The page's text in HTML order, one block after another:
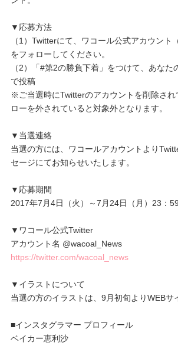
▼応募方法
（1）Twitterにて、ワコール公式アカウント
をフォローしてください。
（2）「#第2の勝負下着」をつけて、あなた
で投稿
※ご当選時にTwitterのアカウントを削除され
ローを外されていると対象外となります。
▼当選連絡
当選の方には、ワコールアカウントより
セージにてお知らせいたします。
▼応募期間
2017年7月4日（火）～7月24日（月）23：
▼ワコール公式Twitter
アカウント名 @wacoal_News
https://twitter.com/wacoal_news
▼イラストについて
当選の方のイラストは、9月初旬よりWEBサ
■インスタグラマー プロフィール
ベイカー恵利沙